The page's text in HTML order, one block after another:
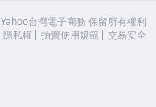
Yahoo台灣電子商務 保留所有權利
隱私權 拍賣使用規範 交易安全